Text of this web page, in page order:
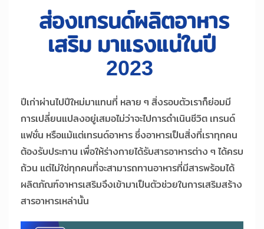
ส่องเทรนด์ผลิตอาหาร
เสริม มาแรงแน่ในปี
2023
ปีเก่าผ่านไปปีใหม่มาแทนที่ หลาย ๆ สิ่งรอบตัวเราก็ย่อมมี
การเปลี่ยนแปลงอยู่เสมอไม่ว่าจะไปการดำเนินชีวิต เทรนด์
แฟชั่น หรือแม้แต่เทรนด์อาหาร ซึ่งอาหารเป็นสิ่งที่เราทุกคน
ต้องรับประทาน เพื่อให้ร่างกายได้รับสารอาหารต่าง ๆ ได้ครบ
ถ้วน แต่ไม่ใช่ทุกคนที่จะสามารถทานอาหารที่มีสารพร้อมได้
ผลิตภัณฑ์อาหารเสริมจึงเข้ามาเป็นตัวช่วยในการเสริมสร้าง
สารอาหารเหล่านั้น